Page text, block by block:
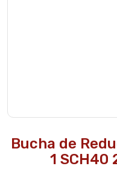
Bucha de
1 SCH40